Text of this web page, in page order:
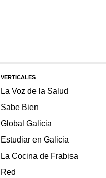
VERTICALES
La Voz de la Salud
Sabe Bien
Global Galicia
Estudiar en Galicia
La Cocina de Frabisa
Red